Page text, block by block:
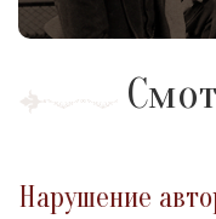
Нарушение